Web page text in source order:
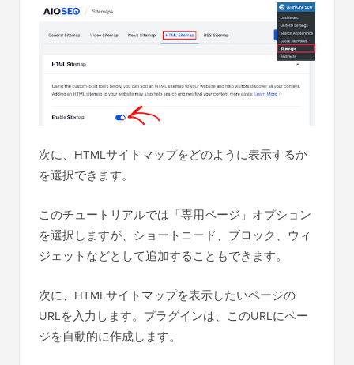
次に、HTMLサイトマップをどのように表示するか
を選択できます。
このチュートリアルでは「専用ページ」オプション
を選択しますが、ショートコード、ブロック、ウィ
ジェットなどとして追加することもできます。
次に、HTMLサイトマップを表示したいページの
URLを入力します。プラグインは、このURLにペー
ジを自動的に作成します。